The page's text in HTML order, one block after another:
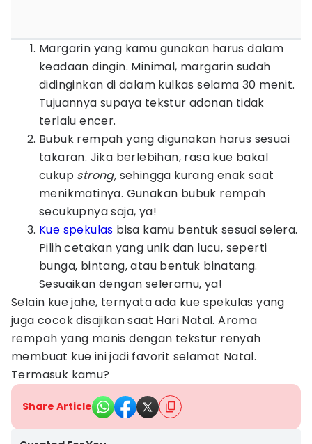
Margarin yang kamu gunakan harus dalam
keadaan dingin. Minimal, margarin sudah
didinginkan di dalam kulkas selama 30 menit.
Tujuannya supaya tekstur adonan tidak
terlalu encer.
Bubuk rempah yang digunakan harus sesuai
takaran. Jika berlebihan, rasa kue bakal
cukup strong, sehingga kurang enak saat
menikmatinya. Gunakan bubuk rempah
secukupnya saja, ya!
Kue spekulas bisa kamu bentuk sesuai selera.
Pilih cetakan yang unik dan lucu, seperti
bunga, bintang, atau bentuk binatang.
Sesuaikan dengan seleramu, ya!
Selain kue jahe, ternyata ada kue spekulas yang
juga cocok disajikan saat Hari Natal. Aroma
rempah yang manis dengan tekstur renyah
membuat kue ini jadi favorit selamat Natal.
Termasuk kamu?
Share Article